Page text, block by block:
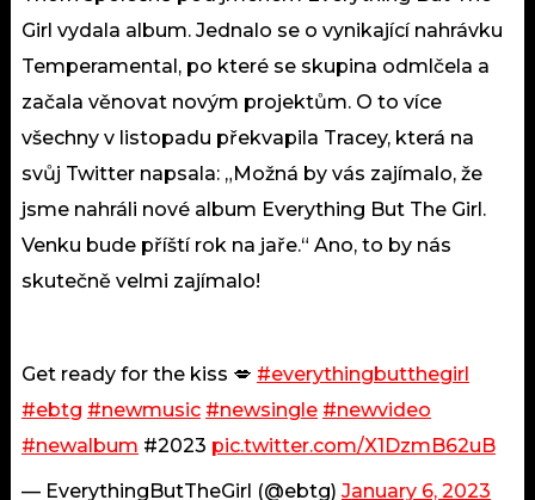
Girl vydala album. Jednalo se o vynikající nahrávku
Temperamental, po které se skupina odmlčela a
začala věnovat novým projektům. O to více
všechny v listopadu překvapila Tracey, která na
svůj Twitter napsala: „Možná by vás zajímalo, že
jsme nahráli nové album Everything But The Girl.
Venku bude příští rok na jaře.“ Ano, to by nás
skutečně velmi zajímalo!
Get ready for the kiss 💋 #everythingbutthegirl
#ebtg #newmusic #newsingle #newvideo
#newalbum #2023 pic.twitter.com/X1DzmB62uB
— EverythingButTheGirl (@ebtg) January 6, 2023